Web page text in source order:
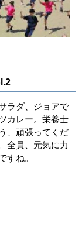
ラダ、ジョアで
カレー。栄養士
、頑張ってくだ
全員、元気に力
すね。